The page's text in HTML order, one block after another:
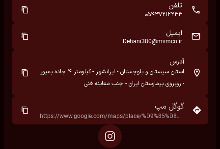
تلفن
05437212233
ایمیل
Dehani380@mvmco.ir
آدرس
استان سیستان و بلوچستان - ایرانشهر - کیلومتر ۴ جاده بمپور
- روبروی بیمارستان ایران - جنب معاینه فنی
گوگل مپ
https://www.google.com/maps/place/%D9%85%D8%B1%DA%A9%D8%B2+%D9%85%D8%B9%D8%A7%DB%8C%D9%86%D9%87+%D9%81%D9%86%DB%8C+%D8%B3%D9%86%DA%AF%DB%8C%D9%86+%D8%A7%DB%8C%D8%B1%D8%A7%D9%86%D8%B4%D9%87%D8%B1%E2%80%AD/data=!4m7!3m6!1s0x3ee9a3373e9d0e63:0xe8c266b023bcd155!8m2!3d27.258337!4d60.7225768!16s%2Fg%2F11qpwx4fbz!19sChIJYw6dPjej6T4RVdG8I7Bmwug?hl=fa&rclk=1